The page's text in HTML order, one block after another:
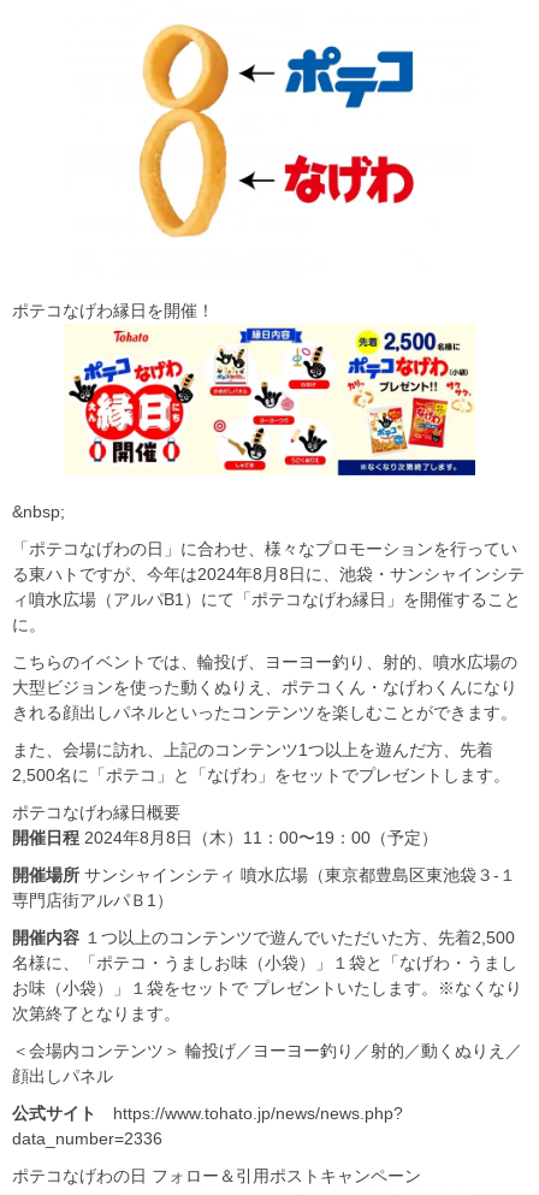
ポテコなげわ縁日を開催！
&nbsp;
「ポテコなげわの日」に合わせ、様々なプロモーションを行ってい
る東ハトですが、今年は2024年8月8日に、池袋・サンシャインシテ
ィ噴水広場（アルパB1）にて「ポテコなげわ縁日」を開催すること
に。
こちらのイベントでは、輪投げ、ヨーヨー釣り、射的、噴水広場の
大型ビジョンを使った動くぬりえ、ポテコくん・なげわくんになり
きれる顔出しパネルといったコンテンツを楽しむことができます。
また、会場に訪れ、上記のコンテンツ1つ以上を遊んだ方、先着
2,500名に「ポテコ」と「なげわ」をセットでプレゼントします。
ポテコなげわ縁日概要
開催日程 2024年8月8日（木）11：00〜19：00（予定）
開催場所 サンシャインシティ 噴水広場（東京都豊島区東池袋３-１
専門店街アルパＢ1）
開催内容 １つ以上のコンテンツで遊んでいただいた方、先着2,500
名様に、「ポテコ・うましお味（小袋）」１袋と「なげわ・うまし
お味（小袋）」１袋をセットで プレゼントいたします。※なくなり
次第終了となります。
＜会場内コンテンツ＞ 輪投げ／ヨーヨー釣り／射的／動くぬりえ／
顔出しパネル
公式サイト
https://www.tohato.jp/news/news.php?
data_number=2336
ポテコなげわの日 フォロー＆引用ポストキャンペーン